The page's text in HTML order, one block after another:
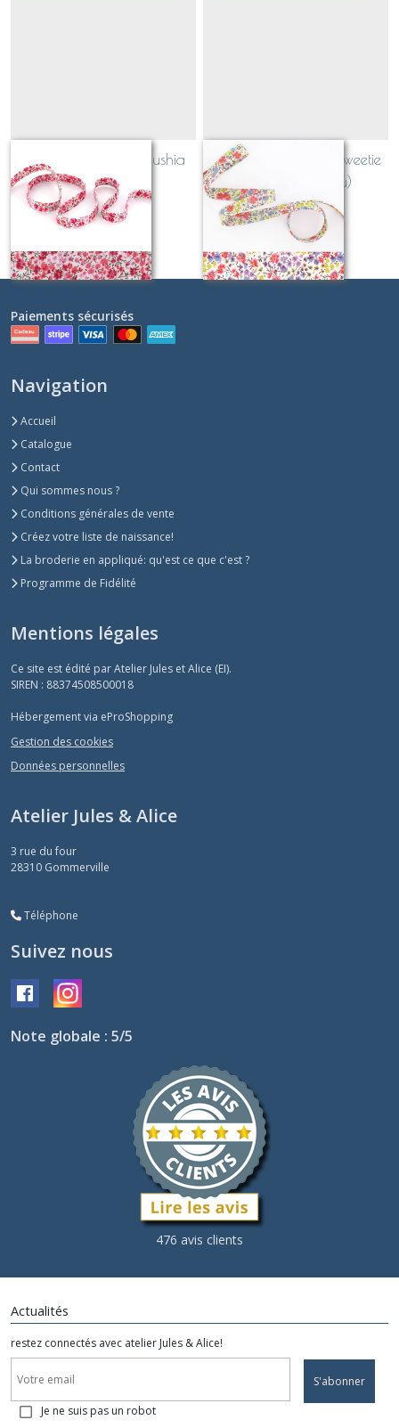
Biais Liberty Phoebe fushia
(rose)
Sur demande
Biais Liberty Phoebe sweetie
(rose, jaune, bleu)
Sur demande
Paiements sécurisés
Navigation
Accueil
Catalogue
Contact
Qui sommes nous ?
Conditions générales de vente
Créez votre liste de naissance!
La broderie en appliqué: qu'est ce que c'est ?
Programme de Fidélité
Mentions légales
Ce site est édité par Atelier Jules et Alice (EI).
SIREN : 88374508500018
Hébergement via eProShopping
Gestion des cookies
Données personnelles
Atelier Jules & Alice
3 rue du four
28310 Gommerville
Téléphone
Suivez nous
Note globale : 5/5
476 avis clients
Actualités
restez connectés avec atelier Jules & Alice!
S'abonner
Je ne suis pas un robot